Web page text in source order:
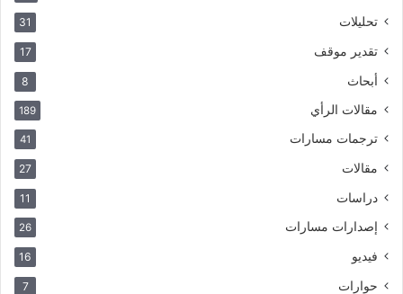
تحليلات 31
تقدير موقف 17
أبحاث 8
مقالات الرأي 189
ترجمات مسارات 41
مقالات 27
دراسات 11
إصدارات مسارات 26
فيديو 16
حوارات 7